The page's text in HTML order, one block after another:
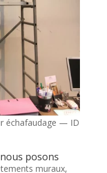
échafaudage — ID
posons
muraux,